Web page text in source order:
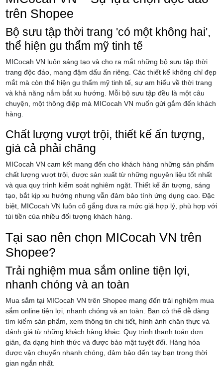
trên Shopee
Bộ sưu tập thời trang 'có một không hai',
thể hiện gu thẩm mỹ tinh tế
MICocah VN luôn sáng tạo và cho ra mắt những bộ sưu tập thời
trang độc đáo, mang đậm dấu ấn riêng. Các thiết kế không chỉ đẹp
mắt mà còn thể hiện gu thẩm mỹ tinh tế, sự am hiểu về thời trang
và khả năng nắm bắt xu hướng. Mỗi bộ sưu tập đều là một câu
chuyện, một thông điệp mà MICocah VN muốn gửi gắm đến khách
hàng.
Chất lượng vượt trội, thiết kế ấn tượng,
giá cả phải chăng
MICocah VN cam kết mang đến cho khách hàng những sản phẩm
chất lượng vượt trội, được sản xuất từ những nguyên liệu tốt nhất
và qua quy trình kiểm soát nghiêm ngặt. Thiết kế ấn tượng, sáng
tạo, bắt kịp xu hướng nhưng vẫn đảm bảo tính ứng dụng cao. Đặc
biệt, MICocah VN luôn cố gắng đưa ra mức giá hợp lý, phù hợp với
túi tiền của nhiều đối tượng khách hàng.
Tại sao nên chọn MICocah VN trên
Shopee?
Trải nghiệm mua sắm online tiện lợi,
nhanh chóng và an toàn
Mua sắm tại MICocah VN trên Shopee mang đến trải nghiệm mua
sắm online tiện lợi, nhanh chóng và an toàn. Bạn có thể dễ dàng
tìm kiếm sản phẩm, xem thông tin chi tiết, hình ảnh chân thực và
đánh giá từ những khách hàng khác. Quy trình thanh toán đơn
giản, đa dạng hình thức và được bảo mật tuyệt đối. Hàng hóa
được vận chuyển nhanh chóng, đảm bảo đến tay bạn trong thời
gian ngắn nhất.